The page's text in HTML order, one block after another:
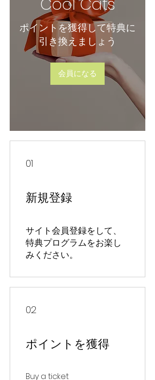
ポイントを獲得して特典に
引き換えましょう
会員になる
01
新規登録
サイト会員登録をして、
特典プログラムをお楽し
みください。
02
ポイントを獲得
Buy a ticket